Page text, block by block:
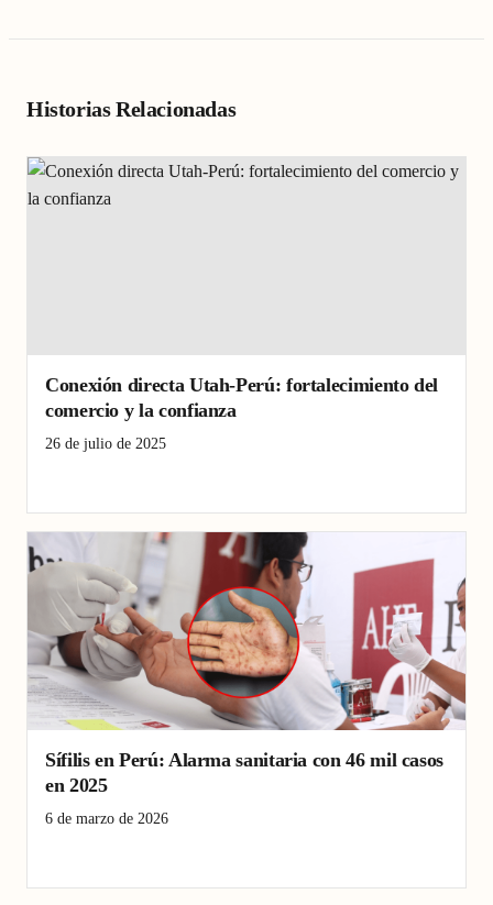
Historias Relacionadas
Conexión directa Utah-Perú: fortalecimiento del
comercio y la confianza
26 de julio de 2025
Sífilis en Perú: Alarma sanitaria con 46 mil casos
en 2025
6 de marzo de 2026